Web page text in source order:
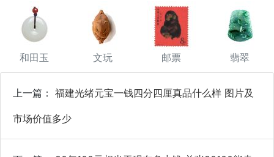
和田玉 文玩 邮票 翡翠
上一篇： 福建光绪元宝一钱四分四厘真品什么样 图片及
市场价值多少